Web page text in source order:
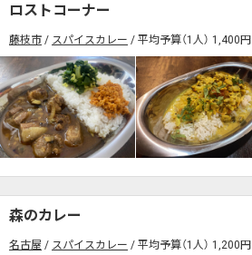
ロストコーナー
藤枝市 スパイスカレー 平均予算（1人） 1,400円
森のカレー
名古屋 スパイスカレー 平均予算（1人） 1,200円